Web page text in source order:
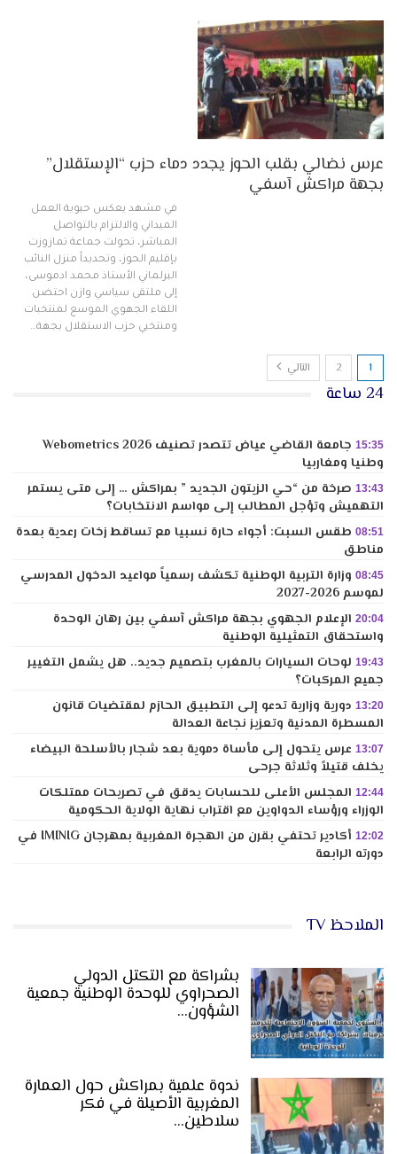
عرس نضالي بقلب الحوز يجدد دماء حزب “الإستقلال”
بجهة مراكش آسفي
في مشهد يعكس حيوية العمل
الميداني والالتزام بالتواصل
المباشر، تحولت جماعة تمازوزت
بإقليم الحوز، وتحديداً منزل النائب
البرلماني الأستاذ محمد ادموسى،
إلى ملتقى سياسي وازن احتضن
اللقاء الجهوي الموسع لمنتخبات
ومنتخبي حزب الاستقلال بجهة…
1
2 التالي
24 ساعة
15:35
جامعة القاضي عياض تتصدر تصنيف Webometrics 2026
وطنيا ومغاربيا
13:43 صرخة من “حي الزيتون الجديد ” بمراكش … إلى متى يستمر
التهميش وتؤجل المطالب إلى مواسم الانتخابات؟
08:51 طقس السبت: أجواء حارة نسبيا مع تساقط زخات رعدية بعدة
مناطق
08:45 وزارة التربية الوطنية تكشف رسمياً مواعيد الدخول المدرسي
لموسم 2026-2027
20:04 الإعلام الجهوي بجهة مراكش آسفي بين رهان الوحدة
واستحقاق التمثيلية الوطنية
19:43 لوحات السيارات بالمغرب بتصميم جديد.. هل يشمل التغيير
جميع المركبات؟
13:20 دورية وزارية تدعو إلى التطبيق الحازم لمقتضيات قانون
المسطرة المدنية وتعزيز نجاعة العدالة
13:07 عرس يتحول إلى مأساة دموية بعد شجار بالأسلحة البيضاء
يخلف قتيلاً وثلاثة جرحى
12:44 المجلس الأعلى للحسابات يدقق في تصريحات ممتلكات
الوزراء ورؤساء الدواوين مع اقتراب نهاية الولاية الحكومية
12:02
أكادير تحتفي بقرن من الهجرة المغربية بمهرجان IMINIG في
دورته الرابعة
الملاحظ TV
بشراكة مع التكتل الدولي
الصحراوي للوحدة الوطنية جمعية
الشؤون…
ندوة علمية بمراكش حول العمارة
المغربية الأصيلة في فكر
سلاطين…